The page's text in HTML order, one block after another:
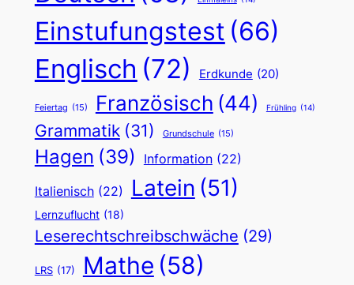
Einstufungstest (66)
Englisch (72) Erdkunde (20)
Feiertag (15) Französisch (44) Frühling (14)
Grammatik (31) Grundschule (15)
Hagen (39) Information (22)
Italienisch (22) Latein (51)
Lernzuflucht (18)
Leserechtschreibschwäche (29)
LRS (17) Mathe (58)